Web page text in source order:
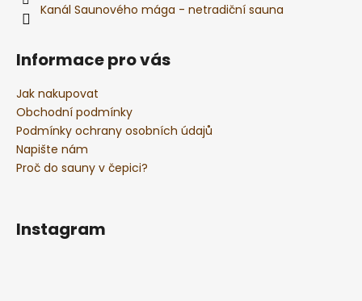
Kanál Saunového mága - netradiční sauna
Informace pro vás
Jak nakupovat
Obchodní podmínky
Podmínky ochrany osobních údajů
Napište nám
Proč do sauny v čepici?
Instagram